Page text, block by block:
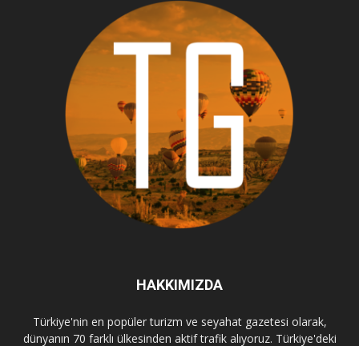
HAKKIMIZDA
Türkiye'nin en popüler turizm ve seyahat gazetesi olarak,
dünyanın 70 farklı ülkesinden aktif trafik alıyoruz. Türkiye'deki